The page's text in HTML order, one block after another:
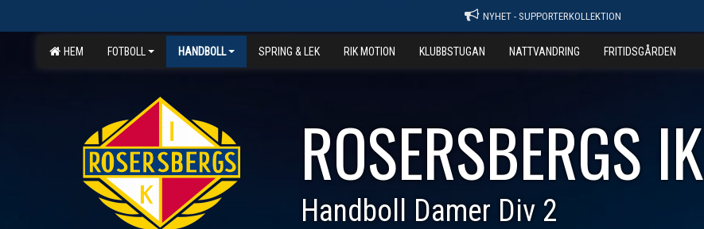
NYHET - SUPPORTERKOLLEKTION
HEM FOTBOLL HANDBOLL SPRING & LEK RIK MOTION KLUBBSTUGAN NATTVANDRING FRITIDSGÅRDEN
ROSERSBERGS IK
Handboll Damer Div 2